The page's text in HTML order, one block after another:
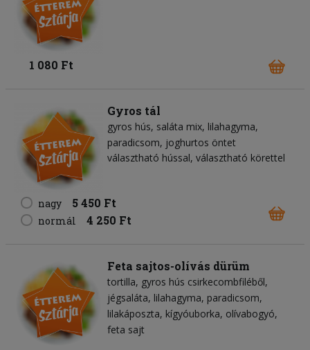
1 080 Ft
Gyros tál
gyros hús saláta mix lilahagyma
paradicsom joghurtos öntet
választható hússal, választható körettel
nagy 5 450 Ft
normál 4 250 Ft
Feta sajtos-olívás dürüm
tortilla gyros hús csirkecombfiléből
jégsaláta lilahagyma paradicsom
lilakáposzta kígyóuborka olívabogyó
feta sajt